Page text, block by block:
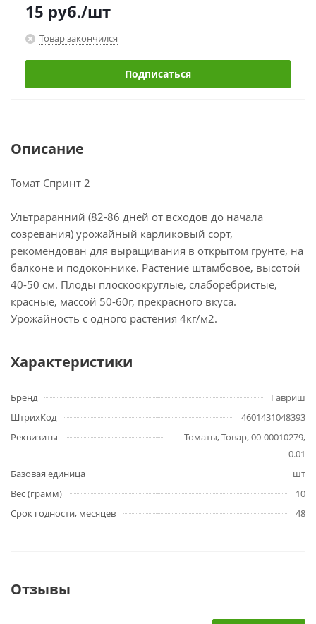
15 руб./шт
Товар закончился
Подписаться
Описание
Томат Спринт 2
Ультраранний (82-86 дней от всходов до начала
созревания) урожайный карликовый сорт,
рекомендован для выращивания в открытом грунте, на
балконе и подоконнике. Растение штамбовое, высотой
40-50 см. Плоды плоскоокруглые, слаборебристые,
красные, массой 50-60г, прекрасного вкуса.
Урожайность с одного растения 4кг/м2.
Характеристики
Бренд
Гавриш
ШтрихКод
4601431048393
Реквизиты
Томаты, Товар, 00-00010279,
0.01
Базовая единица
шт
Вес (грамм)
10
Срок годности, месяцев
48
Отзывы